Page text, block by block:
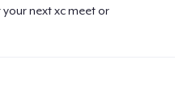
next xc meet or